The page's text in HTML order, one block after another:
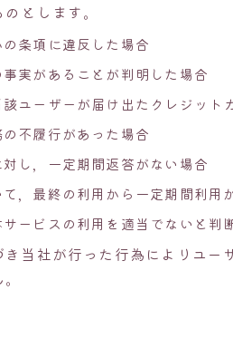
とします。
条項に違反した場合
実があることが判明した場合
ユーザーが届け出たクレジット
不履行があった場合
し，一定期間返答がない場合
，最終の利用から一定期間利用
ービスの利用を適当でないと判
き当社が行った行為によりユー